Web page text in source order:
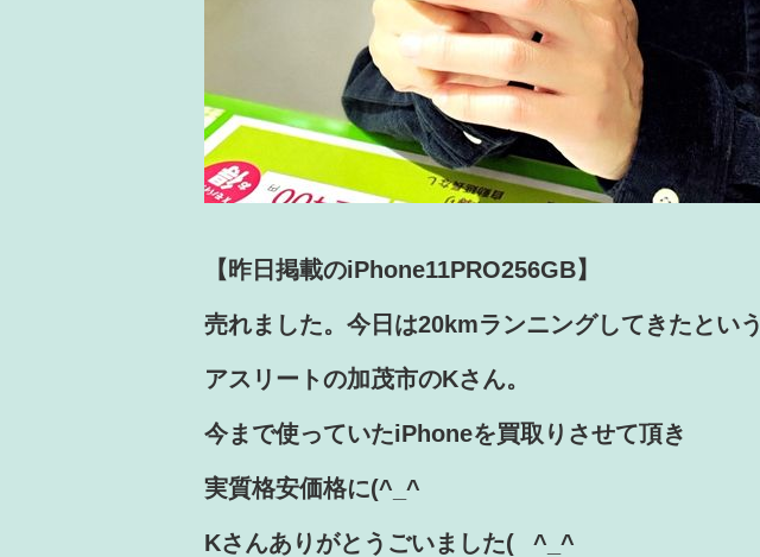
【昨日掲載のiPhone11PRO256GB】
売れました。今日は20kmランニングしてきたという
アスリートの加茂市のKさん。
今まで使っていたiPhoneを買取りさせて頂き
実質格安価格に(^_^
Kさんありがとうごいました( ^_^